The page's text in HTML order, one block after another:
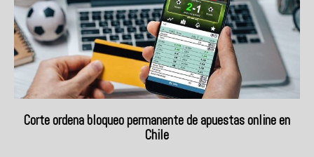
Corte ordena bloqueo permanente de apuestas online en
Chile